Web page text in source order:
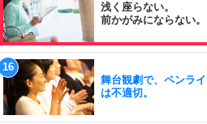
浅く座らない。
前かがみにならない。
舞台観劇で、ペンラ
は不適切。